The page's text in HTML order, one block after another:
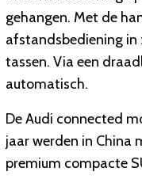
gehangen. Met de
afstandsbediening in
tassen. Via een
automatisch.
De Audi connected
jaar werden in China
premium compacte